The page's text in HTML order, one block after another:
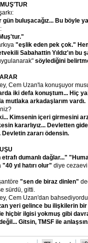
MUŞ'TUR
gün buluşacağız... Bu böyle
"eşlik eden pek çok."
Sabahattin Yıldız'ın bu
söylediğini
Cem Uzan'la konuşuyor
iki defa konuştum... Hiç
mutlaka arkadaşlarım vardı.
Kimsenin içeri girmesini
kararlıyız... Devletten
Devletin zararı ödensin.
etrafı dumanlı dağlar..."
"40 yıl hatırı olur" diye
"sen de biraz dinlen"
sürdü, gitti.
Cem Uzan'dan
yeri gelince bu ilişkilerin bir
hiçbir ilgisi yokmuş gibi
Gitsin, TMSF ile